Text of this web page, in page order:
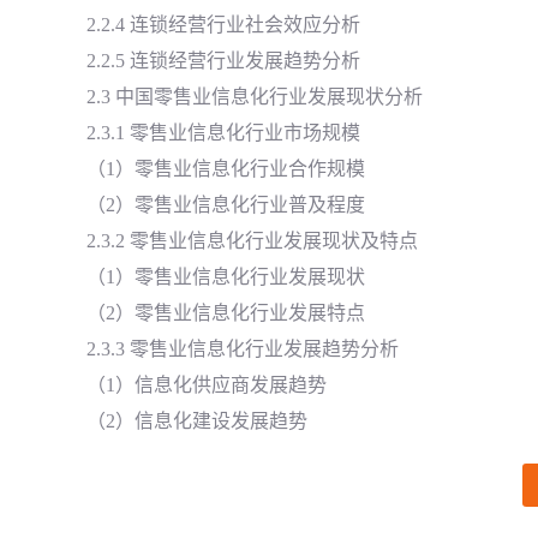
2.2.4 连锁经营行业社会效应分析
2.2.5 连锁经营行业发展趋势分析
2.3 中国零售业信息化行业发展现状分析
2.3.1 零售业信息化行业市场规模
（1）零售业信息化行业合作规模
（2）零售业信息化行业普及程度
2.3.2 零售业信息化行业发展现状及特点
（1）零售业信息化行业发展现状
（2）零售业信息化行业发展特点
2.3.3 零售业信息化行业发展趋势分析
（1）信息化供应商发展趋势
（2）信息化建设发展趋势